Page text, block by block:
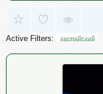
Active Filters: каспийский